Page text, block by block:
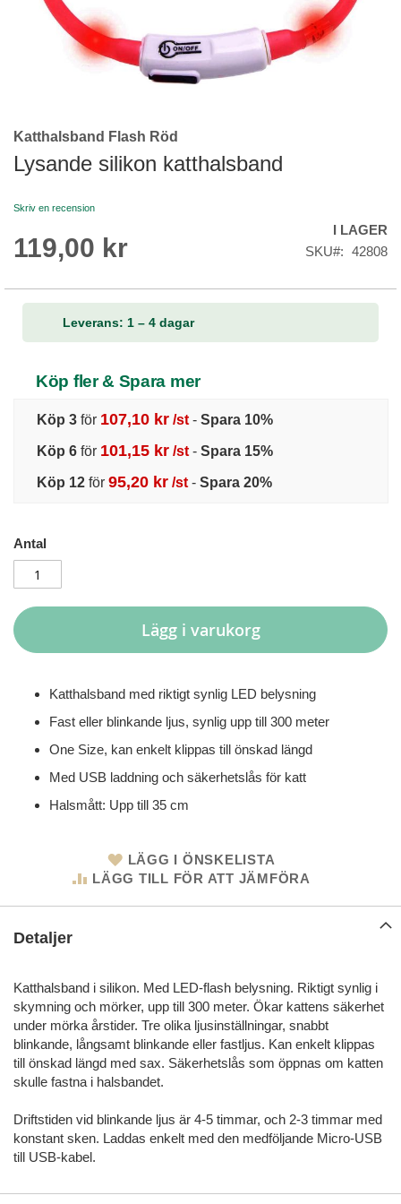
Skip
to
the
of
images
Katthalsband Flash Röd
Lysande silikon katthalsband
Skriv en recension
119,00 kr
I LAGER
SKU
42808
Leverans: 1 – 4 dagar
Köp fler & Spara mer
Köp 3 för 107,10 kr /st - Spara 10%
Köp 6 för 101,15 kr /st - Spara 15%
Köp 12 för 95,20 kr /st - Spara 20%
Antal
Lägg i varukorg
Katthalsband med riktigt synlig LED belysning
Fast eller blinkande ljus, synlig upp till 300 meter
One Size, kan enkelt klippas till önskad längd
Med USB laddning och säkerhetslås för katt
Halsmått: Upp till 35 cm
LÄGG I ÖNSKELISTA
LÄGG TILL FÖR ATT JÄMFÖRA
Detaljer
Katthalsband i silikon. Med LED-flash belysning. Riktigt synlig i
skymning och mörker, upp till 300 meter. Ökar kattens säkerhet
under mörka årstider. Tre olika ljusinställningar, snabbt
blinkande, långsamt blinkande eller fastljus. Kan enkelt klippas
till önskad längd med sax. Säkerhetslås som öppnas om katten
skulle fastna i halsbandet.
Driftstiden vid blinkande ljus är 4-5 timmar, och 2-3 timmar med
konstant sken. Laddas enkelt med den medföljande Micro-USB
till USB-kabel.